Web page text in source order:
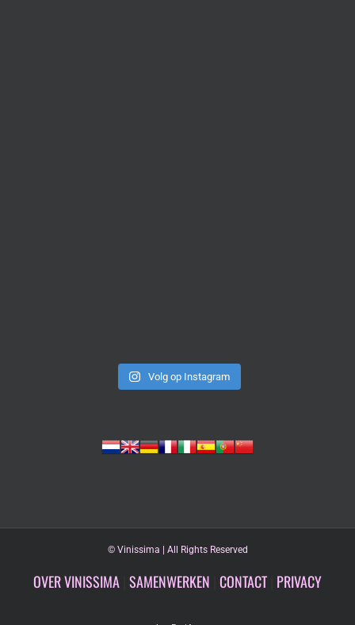
Volg op Instagram
© Vinissima | All Rights Reserved
OVER VINISSIMA SAMENWERKEN CONTACT| PRIVACY